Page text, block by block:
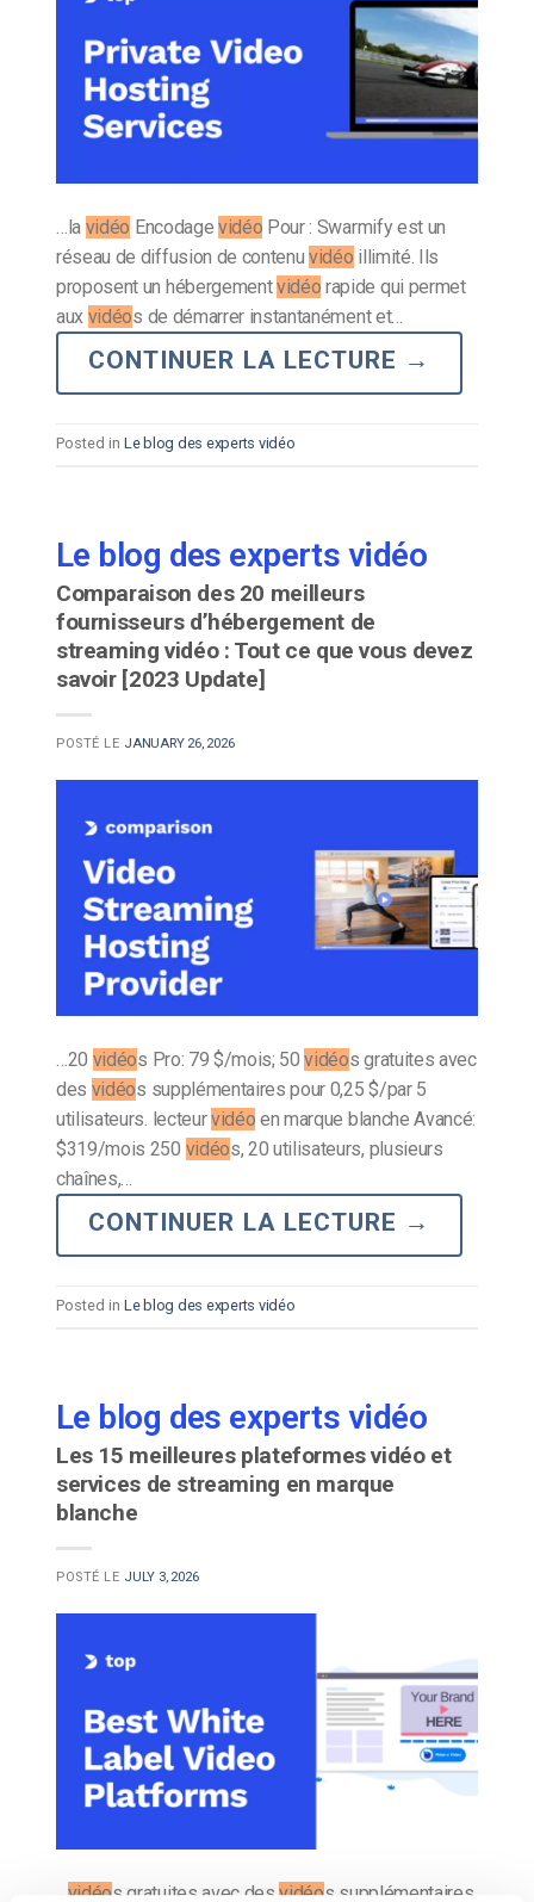
…la vidéo Encodage vidéo Pour : Swarmify est un
réseau de diffusion de contenuvidéo illimité. Ils
proposent un hébergementvidéo rapide qui permet
aux vidéos de démarrer instantanément et…
CONTINUER LA LECTURE →
Posted in Le blog des experts vidéo
Le blog des experts vidéo
Comparaison des 20 meilleurs
fournisseurs d’hébergement de
streaming vidéo : Tout ce que vous devez
savoir [2023 Update]
POSTÉ LE JANUARY 26, 2026
…20 vidéos Pro: 79 $/mois; 50vidéos gratuites avec
des vidéos supplémentaires pour 0,25 $/par 5
utilisateurs. lecteurvidéo en marque blanche Avancé:
$319/mois 250 vidéos, 20 utilisateurs, plusieurs
chaînes,…
CONTINUER LA LECTURE →
Posted in Le blog des experts vidéo
Le blog des experts vidéo
Les 15 meilleures plateformes vidéo et
services de streaming en marque
blanche
POSTÉ LE JULY 3, 2026
vidéos gratuites avec desvidéos supplémentaires